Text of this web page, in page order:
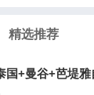
为一人20～30
上半天他还是要按
车顶上的铃即
而这种从180米
人都能享受的了
身上套上简易的
手把，飞速地从
精选推荐
国+曼谷+芭堤